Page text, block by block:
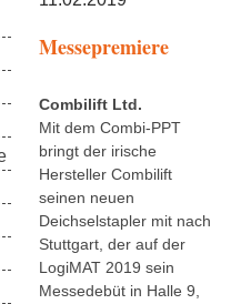
Messepremiere
Combilift Ltd.
Mit dem Combi-PPT
bringt der irische
Hersteller Combilift
seinen neuen
Deichselstapler mit nach
Stuttgart, der auf der
LogiMAT 2019 sein
Messedebüt in Halle 9,